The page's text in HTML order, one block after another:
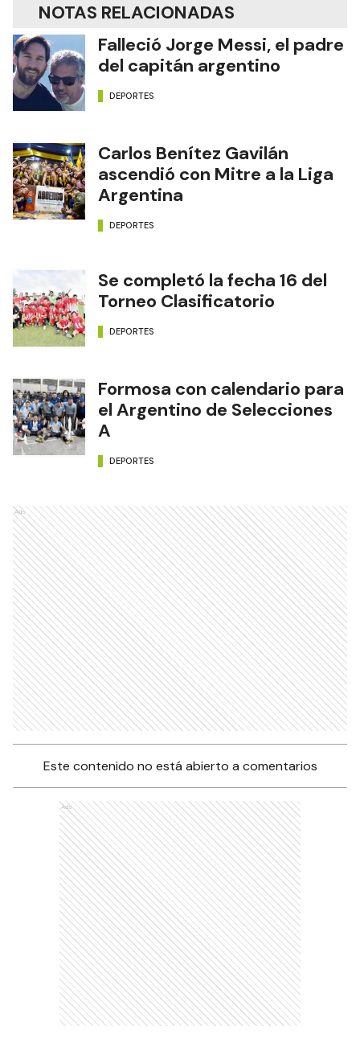
NOTAS RELACIONADAS
Falleció Jorge Messi, el padre
del capitán argentino
DEPORTES
Carlos Benítez Gavilán
ascendió con Mitre a la Liga
Argentina
DEPORTES
Se completó la fecha 16 del
Torneo Clasificatorio
DEPORTES
Formosa con calendario para
el Argentino de Selecciones
A
DEPORTES
Ads
Este contenido no está abierto a comentarios
Ads